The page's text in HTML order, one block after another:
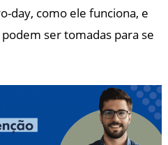
day, como ele funciona, e
ser tomadas para se